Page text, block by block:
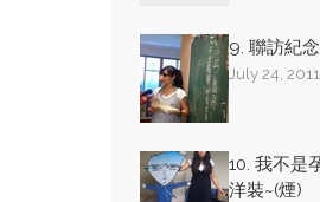
9. 聯訪紀
July 24, 2011
10. 我不是
洋裝~(煙)